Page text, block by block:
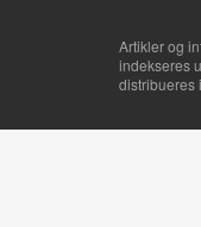
Artikler og
indekseres
distribueres